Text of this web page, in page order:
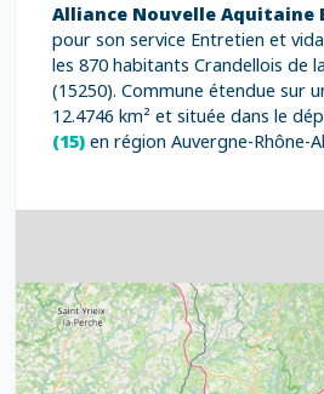
Alliance Nouvelle Aquitaine
pour son service Entretien et
les 870 habitants Crandellois de
(15250). Commune étendue sur
12.4746 km² et située dans le
(15) en région Auvergne-Rhône-